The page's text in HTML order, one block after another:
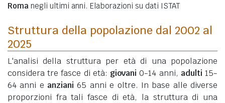
Roma negli ultimi anni. Elaborazioni su dati ISTAT
Struttura della popolazione dal 2002 al
2025
L'analisi della struttura per età di una popolazione
considera tre fasce di età: giovani 0-14 anni, adulti 15-
64 anni e anziani 65 anni e oltre. In base alle diverse
proporzioni fra tali fasce di età, la struttura di una